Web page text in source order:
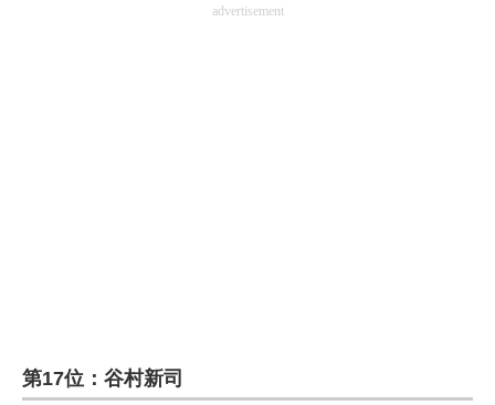
マーケ×ITの今がよく分かる
エネルギーの専門メディア
advertisement
第17位：谷村新司